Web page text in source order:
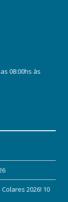
08:00hs às
2026! 10